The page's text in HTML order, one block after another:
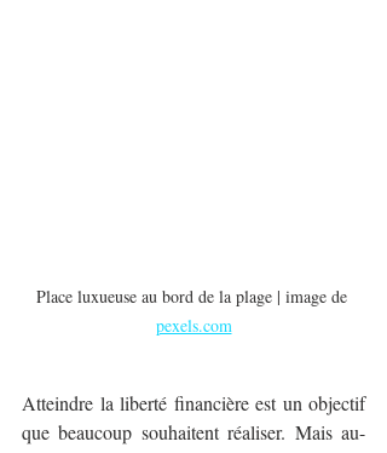
Place luxueuse au bord de la plage | image de
pexels.com
Atteindre la liberté financière est un objectif
que beaucoup souhaitent réaliser. Mais au-